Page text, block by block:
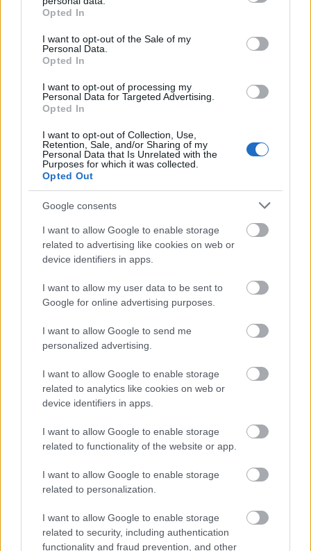
grant or deny consent to Google and its third-party tags to
use your data for below specified purposes in below Google
consent section.
Opted In
I want to opt-out of the Sale of my
Personal Data.
Opted In
I want to opt-out of processing my
Personal Data for Targeted Advertising.
Opted In
I want to opt-out of Collection, Use,
Retention, Sale, and/or Sharing of my
Personal Data that Is Unrelated with the
Purposes for which it was collected.
Opted Out
Google consents
I want to allow Google to enable storage
related to advertising like cookies on web or
device identifiers in apps.
I want to allow my user data to be sent to
Google for online advertising purposes.
I want to allow Google to send me
personalized advertising.
I want to allow Google to enable storage
related to analytics like cookies on web or
device identifiers in apps.
I want to allow Google to enable storage
related to functionality of the website or app.
I want to allow Google to enable storage
related to personalization.
I want to allow Google to enable storage
related to security, including authentication
functionality and fraud prevention, and other
kézzel távozott, a Nagyfiúk 2. vígjáték
változott díjjá. A legrosszabb női alakítás díját
idén Tyler Perry vehette át az A Madea
legpocsékabb női mellékszereplő Kim
Kardashian lett Perry Temptation című
Forrás:MTI
Film Los Angeles Díj Hollywoodi filmipar
AZ ÉV EGYIK LEGJOBBAN VÁRT FILMJE TAROLT A
CINEFESTEN
ONE MORE LIKE: A MAGYAR SPORTDRÁMA, AMI